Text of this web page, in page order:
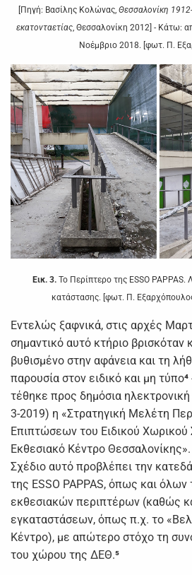
[Πηγή: Βασίλης Κολώνας, Θεσσαλονίκη
εκατονταετίας , Θεσσαλονίκη 2012] - Κάτω:
Νοέμβριο 2018. [φωτ. Π.
Εικ. 3. Το Περίπτερο της ESSO PAPPAS.
κατάστασης. [φωτ. Π.
Εντελώς ξαφνικά, στις αρχές
σημαντικό αυτό κτήριο βρισκόταν
βυθισμένο στην αφάνεια και τη
παρουσία στον ειδικό και μη τύπο⁴
τέθηκε προς δημόσια
3-2019) η «Στρατηγική Μελέτη
Επιπτώσεων του Ειδικού Χωρικού
Εκθεσιακό Κέντρο
Σχέδιο αυτό προβλέπει την
της ESSO PAPPAS, όπως και
εκθεσιακών περιπτέρων (καθώς
εγκαταστάσεων, όπως π.χ. το
Κέντρο), με απώτερο στόχο τη
του χώρου της ΔΕΘ.⁵